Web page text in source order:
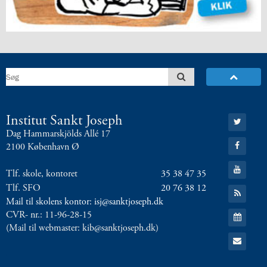
Institut Sankt Joseph
Dag Hammarskjölds Allé 17
2100 København Ø
Tlf. skole, kontoret
35 38 47 35
Tlf. SFO
20 76 38 12
Mail til skolens kontor: isj@sanktjoseph.dk
CVR- nr.: 11-96-28-15
(Mail til webmaster: kib@sanktjoseph.dk)
Gå
til:
Twitter
Gå
til:
Facebook
Gå
til:
YouTube
Gå
til:
RSS
feed
Gå
til:
Kalender
Gå
til: